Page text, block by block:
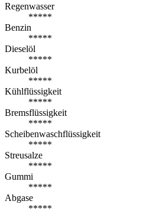
Regenwasser
*****
Benzin
*****
Dieselöl
*****
Kurbelöl
*****
Kühlflüssigkeit
*****
Bremsflüssigkeit
*****
Scheibenwaschflüssigkeit
*****
Streusalze
*****
Gummi
*****
Abgase
*****